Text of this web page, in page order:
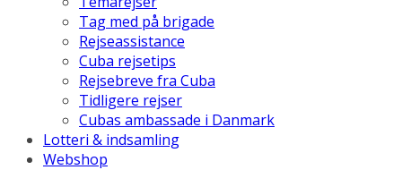
Tag med på brigade
Rejseassistance
Cuba rejsetips
Rejsebreve fra Cuba
Tidligere rejser
Cubas ambassade i Danmark
Lotteri & indsamling
Webshop